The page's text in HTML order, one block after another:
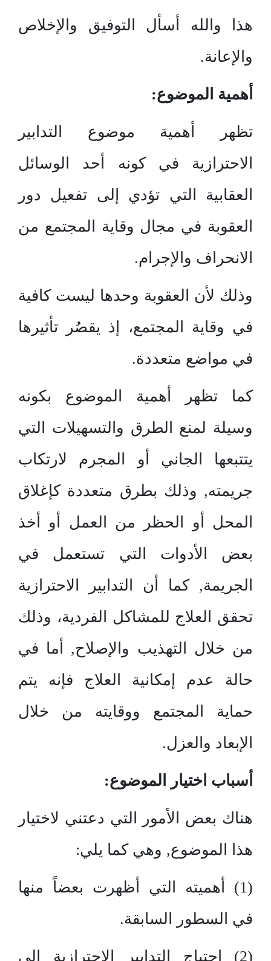
هذا والله أسأل التوفيق والإخلاص
والإعانة.
أهمية الموضوع:
تظهر أهمية موضوع التدابير
الاحترازية في كونه أحد الوسائل
العقابية التي تؤدي إلى تفعيل دور
العقوبة في مجال وقاية المجتمع من
الانحراف والإجرام.
وذلك لأن العقوبة وحدها ليست كافية
في وقاية المجتمع، إذ يقصُر تأثيرها
في مواضع متعددة.
كما تظهر أهمية الموضوع بكونه
وسيلة لمنع الطرق والتسهيلات التي
يتتبعها الجاني أو المجرم لارتكاب
جريمته, وذلك بطرق متعددة كإغلاق
المحل أو الحظر من العمل أو أخذ
بعض الأدوات التي تستعمل في
الجريمة, كما أن التدابير الاحترازية
تحقق العلاج للمشاكل الفردية، وذلك
من خلال التهذيب والإصلاح, أما في
حالة عدم إمكانية العلاج فإنه يتم
حماية المجتمع ووقايته من خلال
الإبعاد والعزل.
أسباب اختيار الموضوع:
هناك بعض الأمور التي دعتني لاختيار
هذا الموضوع, وهي كما يلي:
(1) أهميته التي أظهرت بعضاً منها
في السطور السابقة.
(2) احتياج التدابير الاحترازية إلى